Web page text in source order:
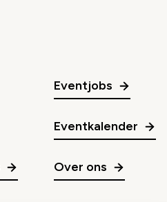
Eventjobs
Eventkalender
Over ons